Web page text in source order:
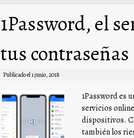
1Password, el
tus contraseñas
Publicado el1 junio, 2018
1Password es
servicios
dispositivos.
también los